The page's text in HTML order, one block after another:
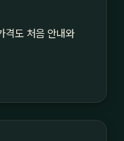
격도 처음 안내와